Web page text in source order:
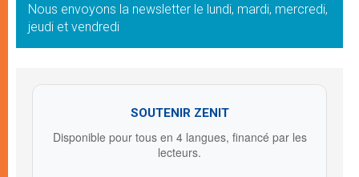
Nous envoyons la newsletter le lundi, mardi, mercredi,
jeudi et vendredi
SOUTENIR ZENIT
Disponible pour tous en 4 langues, financé par les
lecteurs.